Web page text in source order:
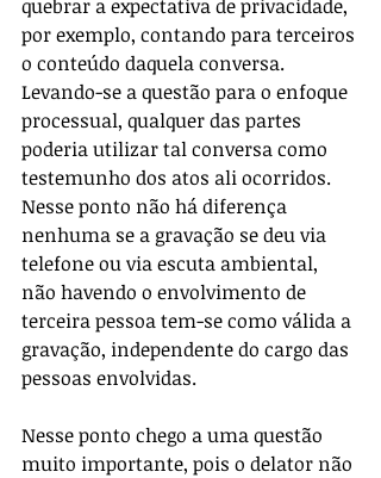
quebrar a expectativa de privacidade,
por exemplo, contando para terceiros
o conteúdo daquela conversa.
Levando-se a questão para o enfoque
processual, qualquer das partes
poderia utilizar tal conversa como
testemunho dos atos ali ocorridos.
Nesse ponto não há diferença
nenhuma se a gravação se deu via
telefone ou via escuta ambiental,
não havendo o envolvimento de
terceira pessoa tem-se como válida a
gravação, independente do cargo das
pessoas envolvidas.
Nesse ponto chego a uma questão
muito importante, pois o delator não